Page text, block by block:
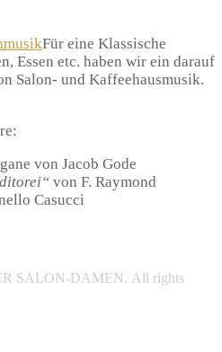
Für eine Klassische
Essen etc. haben wir ein darauf
Salon- und Kaffeehausmusik.
von Jacob Gode
von F. Raymond
Casucci
SALON-DAMEN. All rights